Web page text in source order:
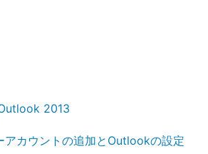
2013
アカウントの追加とOutlookの設定